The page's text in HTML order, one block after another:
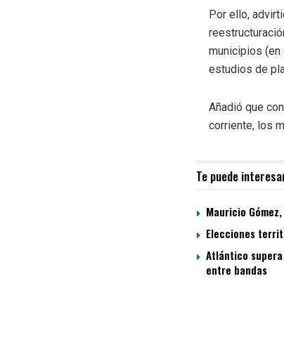
Por ello,
municipios (en
estudios de
Añadió que
corriente, los
Te puede
Mauricio
Elecciones
Atlántico
entre bandas